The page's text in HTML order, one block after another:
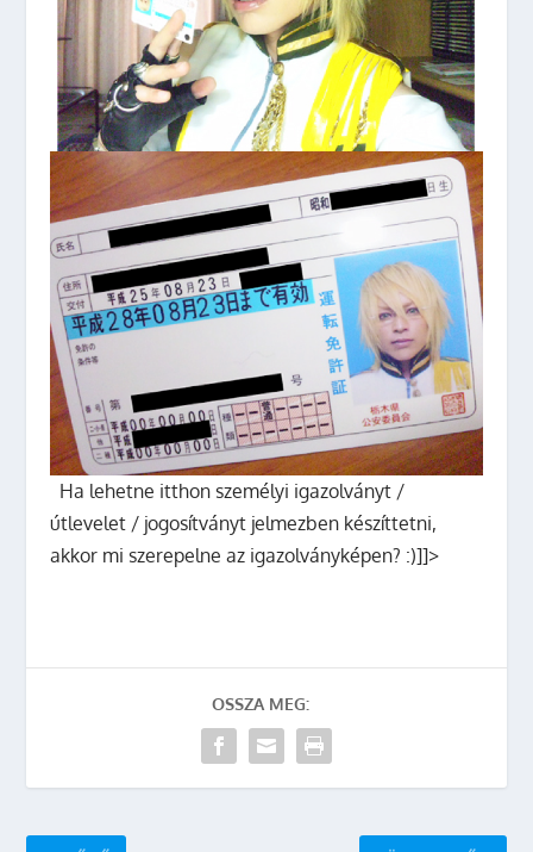
Ha lehetne itthon személyi igazolványt /
útlevelet / jogosítványt jelmezben készíttetni,
akkor mi szerepelne az igazolványképen? :)]]>
OSSZA MEG: